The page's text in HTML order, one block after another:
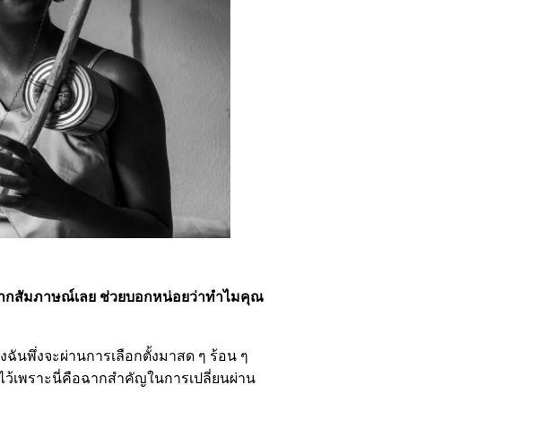
กสัมภาษณ์เลย ช่วยบอกหน่อยว่าทำไมคุณ
นพึ่งจะผ่านการเลือกตั้งมาสด ๆ ร้อน ๆ
ว้เพราะนี่คือฉากสำคัญในการเปลี่ยนผ่าน